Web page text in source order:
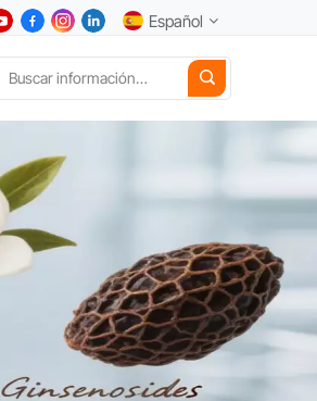
Español
Español
日本語
한국어